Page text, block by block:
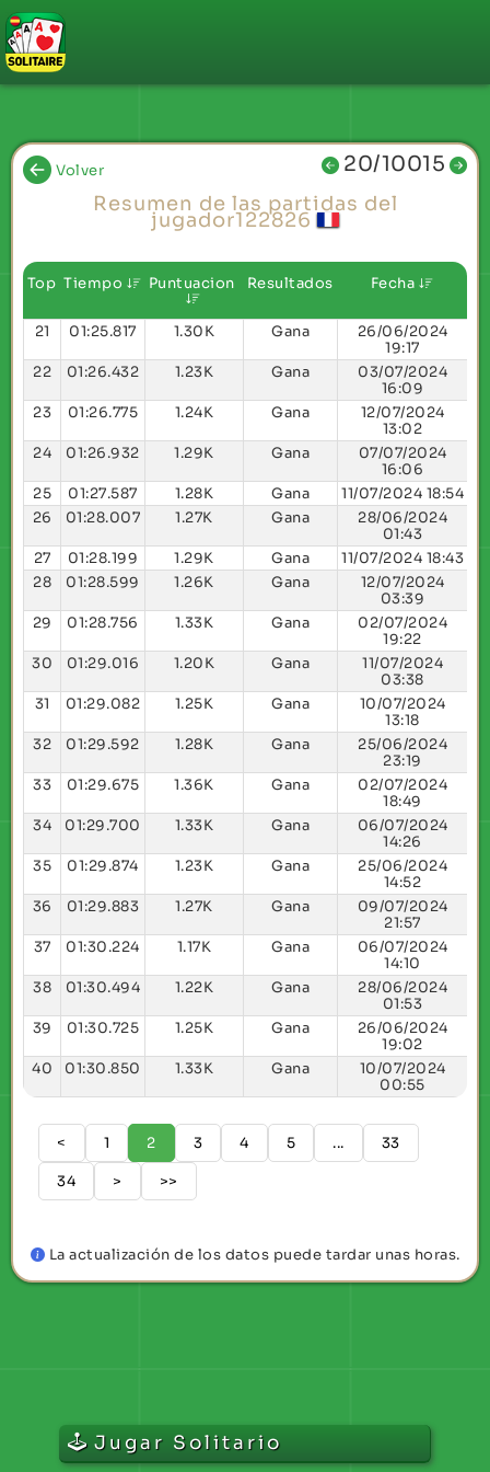
Volver 20/10015
Resumen de las partidas del
jugador122826
Top Tiempo Puntuacion Resultados Fecha
21 01:25.817 1.30K Gana
26/06/2024
19:17
22
01:26.432 1.23K Gana
03/07/2024
16:09
23
01:26.775 1.24K Gana
12/07/2024
13:02
24
01:26.932 1.29K Gana
07/07/2024
16:06
25
01:27.587 1.28K Gana
11/07/2024 18:54
26
01:28.007 1.27K Gana
28/06/2024
01:43
27
01:28.199 1.29K Gana
11/07/2024 18:43
28
01:28.599 1.26K Gana
12/07/2024
03:39
29
01:28.756 1.33K Gana
02/07/2024
19:22
30
01:29.016 1.20K Gana
11/07/2024
03:38
31
01:29.082 1.25K Gana
10/07/2024
13:18
32
01:29.592 1.28K Gana
25/06/2024
23:19
33
01:29.675 1.36K Gana
02/07/2024
18:49
34
01:29.700 1.33K Gana
06/07/2024
14:26
35
01:29.874 1.23K Gana
25/06/2024
14:52
36
01:29.883 1.27K Gana
09/07/2024
21:57
37
01:30.224 1.17K Gana
06/07/2024
14:10
38
01:30.494 1.22K Gana
28/06/2024
01:53
39
01:30.725 1.25K Gana
26/06/2024
19:02
40
01:30.850 1.33K Gana
10/07/2024
00:55
< 1 2 3 4 5 ... 33
34 > >>
La actualización de los datos puede tardar unas horas.
Jugar Solitario